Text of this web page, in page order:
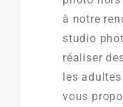
à notre
studio
réaliser
les
vous